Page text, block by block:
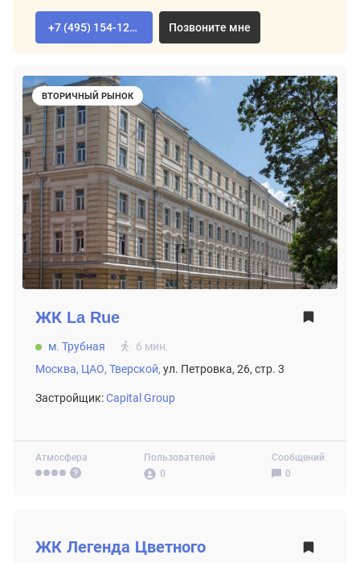
+7 (495) 154-12-80 Позвоните мне
ВТОРИЧНЫЙ РЫНОК
Атмосфера
Пользователей
0
Сообщений
0
ЖК La Rue
м. Трубная
6 мин.
Москва, ЦАО, Тверской, ул. Петровка, 26, стр. 3
Застройщик:Capital Group
ЖК Легенда Цветного